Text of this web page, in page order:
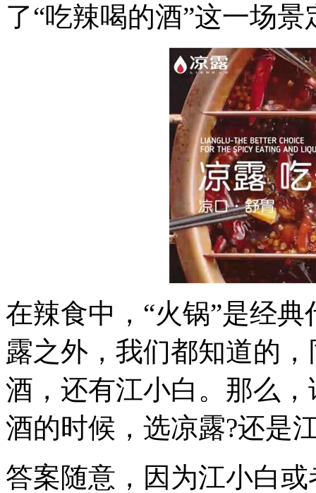
了“吃辣喝的酒”这一场景
在辣食中，“火锅”是经
露之外，我们都知道的
酒，还有江小白。那么
酒的时候，选凉露?还是
答案随意，因为江小白